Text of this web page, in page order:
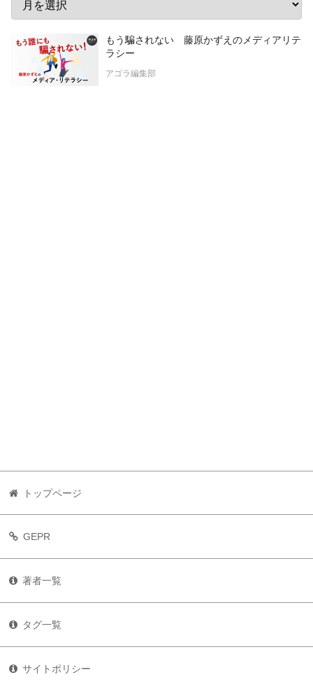
もう騙されない 藤原かずえのメディアリテ
ラシー
アゴラ編集部
トップページ
GEPR
著者一覧
タグ一覧
サイトポリシー